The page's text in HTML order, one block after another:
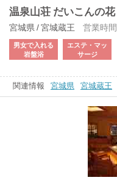
温泉山荘 だいこんの花
宮城県 / 宮城蔵王 営業時間
男女で入れる
岩盤浴
エステ・マッ
サージ
関連情報 宮城県 宮城蔵王